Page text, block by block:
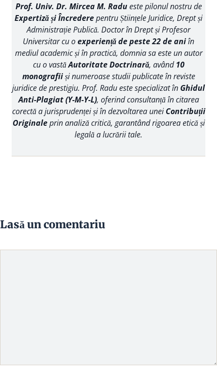
Prof. Univ. Dr. Mircea M. Radueste pilonul nostru de
Expertiză și Încrederepentru Științele Juridice, Drept și
Administrație Publică. Doctor în Drept și Profesor
Universitar cu oexperiență de peste 22 de aniîn
mediul academic și în practică, domnia sa este un autor
cu o vastăAutoritate Doctrinară, având10
monografiiși numeroase studii publicate în reviste
juridice de prestigiu. Prof. Radu este specializat în Ghidul
Anti-Plagiat (Y-M-Y-L), oferind consultanță în citarea
corectă a jurisprudenței și în dezvoltarea unei Contribuții
Originaleprin analiză critică, garantând rigoarea etică și
legală a lucrării tale.
Lasă un comentariu